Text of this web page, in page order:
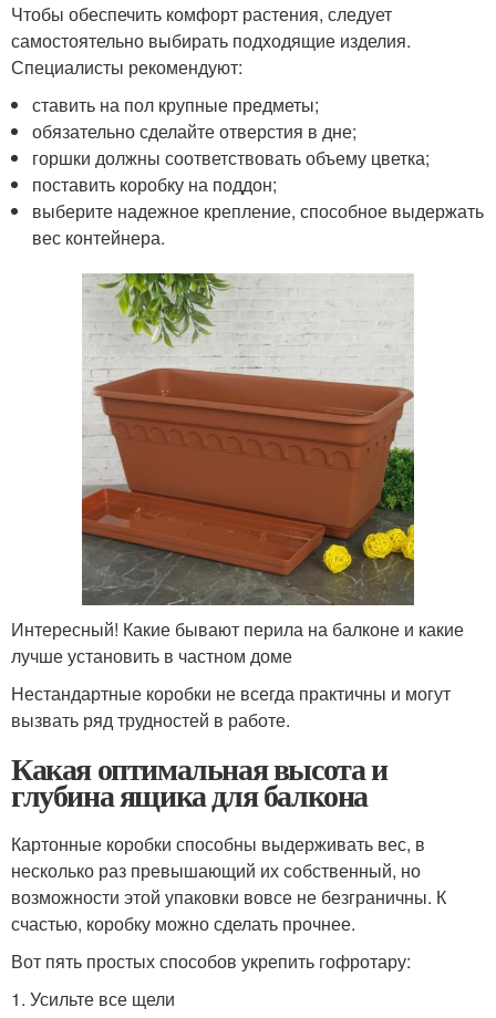
Чтобы обеспечить комфорт растения, следует
самостоятельно выбирать подходящие изделия.
Специалисты рекомендуют:
ставить на пол крупные предметы;
обязательно сделайте отверстия в дне;
горшки должны соответствовать объему цветка;
поставить коробку на поддон;
выберите надежное крепление, способное выдержать
вес контейнера.
Интересный! Какие бывают перила на балконе и какие
лучше установить в частном доме
Нестандартные коробки не всегда практичны и могут
вызвать ряд трудностей в работе.
Какая оптимальная высота и
глубина ящика для балкона
Картонные коробки способны выдерживать вес, в
несколько раз превышающий их собственный, но
возможности этой упаковки вовсе не безграничны. К
счастью, коробку можно сделать прочнее.
Вот пять простых способов укрепить гофротару:
1. Усильте все щели